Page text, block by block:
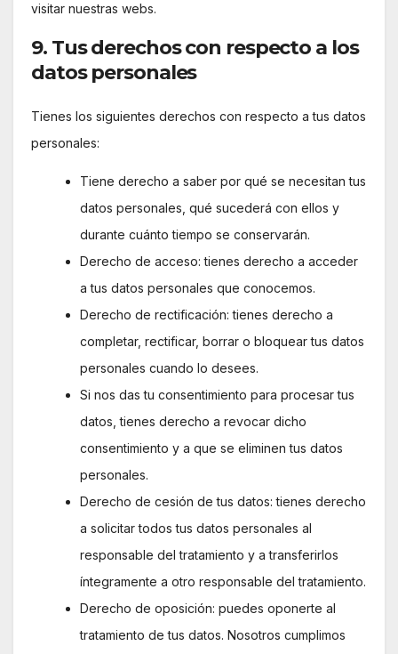
visitar nuestras webs.
9. Tus derechos con respecto a los
datos personales
Tienes los siguientes derechos con respecto a tus datos
personales:
Tiene derecho a saber por qué se necesitan tus
datos personales, qué sucederá con ellos y
durante cuánto tiempo se conservarán.
Derecho de acceso: tienes derecho a acceder
a tus datos personales que conocemos.
Derecho de rectificación: tienes derecho a
completar, rectificar, borrar o bloquear tus datos
personales cuando lo desees.
Si nos das tu consentimiento para procesar tus
datos, tienes derecho a revocar dicho
consentimiento y a que se eliminen tus datos
personales.
Derecho de cesión de tus datos: tienes derecho
a solicitar todos tus datos personales al
responsable del tratamiento y a transferirlos
íntegramente a otro responsable del tratamiento.
Derecho de oposición: puedes oponerte al
tratamiento de tus datos. Nosotros cumplimos